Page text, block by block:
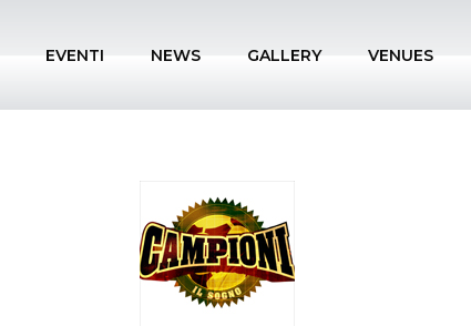
EVENTI NEWS GALLERY VENUES